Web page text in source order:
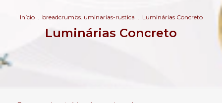
Início . breadcrumbs.luminarias-rustica . Luminárias Concreto
Luminárias Concreto